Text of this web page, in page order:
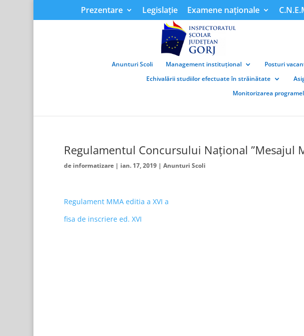
Prezentare Legislație Examene naționale
Anunturi Scoli Management instituțional Posturi
Echivalării studiilor efectuate în străinătate
Monitorizarea
Regulamentul Concursului Național ”Mesajul
de informatizare| ian. 17, 2019| Anunturi Scoli
Regulament MMA editia a XVI a
fisa de inscriere ed. XVI